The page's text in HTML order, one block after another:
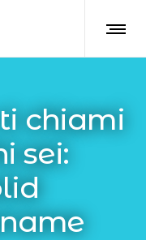
chiami
sei: